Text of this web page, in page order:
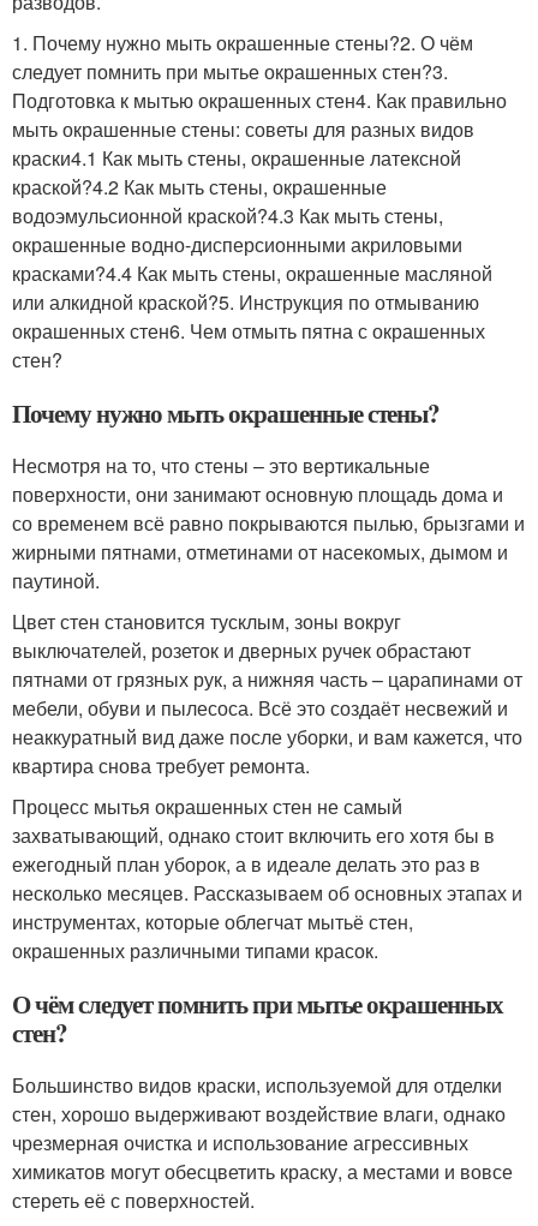
1. Почему нужно мыть окрашенные стены?2. О чём
следует помнить при мытье окрашенных стен?3.
Подготовка к мытью окрашенных стен4. Как правильно
мыть окрашенные стены: советы для разных видов
краски4.1 Как мыть стены, окрашенные латексной
краской?4.2 Как мыть стены, окрашенные
водоэмульсионной краской?4.3 Как мыть стены,
окрашенные водно-дисперсионными акриловыми
красками?4.4 Как мыть стены, окрашенные масляной
или алкидной краской?5. Инструкция по отмыванию
окрашенных стен6. Чем отмыть пятна с окрашенных
стен?
Почему нужно мыть окрашенные стены?
Несмотря на то, что стены – это вертикальные
поверхности, они занимают основную площадь дома и
со временем всё равно покрываются пылью, брызгами и
жирными пятнами, отметинами от насекомых, дымом и
паутиной.
Цвет стен становится тусклым, зоны вокруг
выключателей, розеток и дверных ручек обрастают
пятнами от грязных рук, а нижняя часть – царапинами от
мебели, обуви и пылесоса. Всё это создаёт несвежий и
неаккуратный вид даже после уборки, и вам кажется, что
квартира снова требует ремонта.
Процесс мытья окрашенных стен не самый
захватывающий, однако стоит включить его хотя бы в
ежегодный план уборок, а в идеале делать это раз в
несколько месяцев. Рассказываем об основных этапах и
инструментах, которые облегчат мытьё стен,
окрашенных различными типами красок.
О чём следует помнить при мытье окрашенных
стен?
Большинство видов краски, используемой для отделки
стен, хорошо выдерживают воздействие влаги, однако
чрезмерная очистка и использование агрессивных
химикатов могут обесцветить краску, а местами и вовсе
стереть её с поверхностей.